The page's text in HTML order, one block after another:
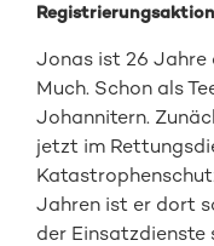
Jonas ist 26
Much. Schon als
Johannitern.
jetzt im
Jahren ist er dort
der Einsatzdienste